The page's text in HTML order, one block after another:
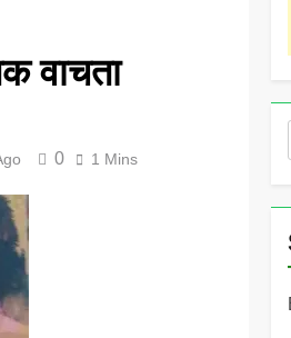
वाचता
0 1 Mins